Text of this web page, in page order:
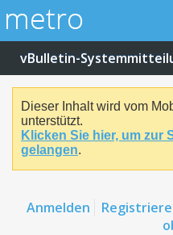
vBulletin-
Dieser Inhalt wird vom
unterstützt.
Klicken Sie hier, um zur
gelangen.
Anmelden